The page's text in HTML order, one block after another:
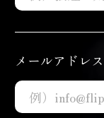
メールアドレス